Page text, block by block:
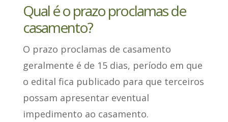
Qual é o prazo proclamas de
casamento?
O prazo proclamas de casamento
geralmente é de 15 dias, período em que
o edital fica publicado para que terceiros
possam apresentar eventual
impedimento ao casamento.